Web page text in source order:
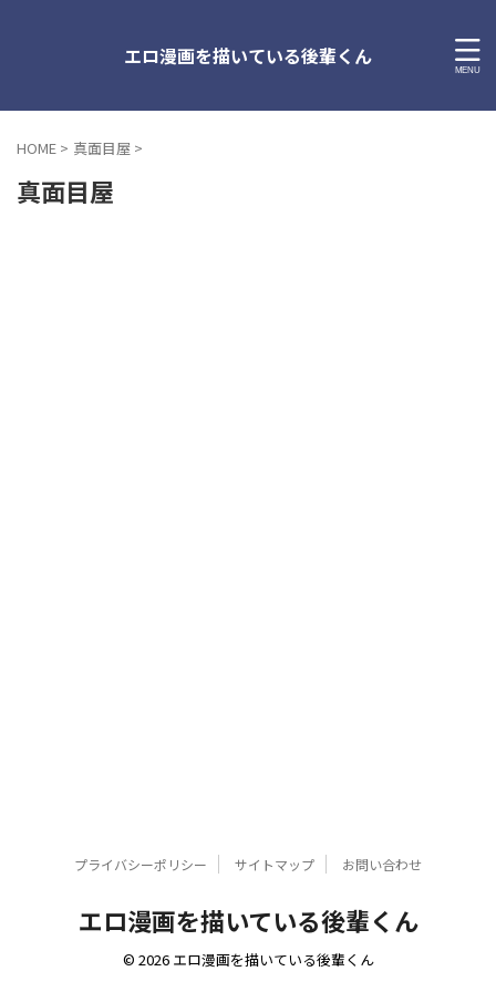
エロ漫画を描いている後輩くん
HOME > 真面目屋 >
真面目屋
プライバシーポリシー サイトマップ お問い合わせ
エロ漫画を描いている後輩くん
© 2026 エロ漫画を描いている後輩くん